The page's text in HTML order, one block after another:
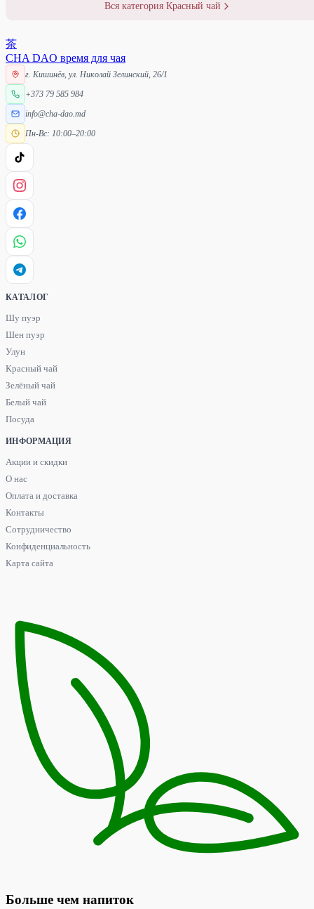
Вся категория Красный чай
茶
CHA DAO время для чая
г. Кишинёв, ул. Николай Зелинский, 26/1
+373 79 585 984
info@cha-dao.md
Пн-Вс: 10:00–20:00
КАТАЛОГ
Шу пуэр
Шен пуэр
Улун
Красный чай
Зелёный чай
Белый чай
Посуда
ИНФОРМАЦИЯ
Акции и скидки
О нас
Оплата и доставка
Контакты
Сотрудничество
Конфиденциальность
Карта сайта
Больше чем напиток